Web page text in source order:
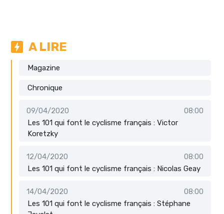
A LIRE
Magazine
Chronique
09/04/2020
08:00
Les 101 qui font le cyclisme français : Victor
Koretzky
12/04/2020
08:00
Les 101 qui font le cyclisme français : Nicolas Geay
14/04/2020
08:00
Les 101 qui font le cyclisme français : Stéphane